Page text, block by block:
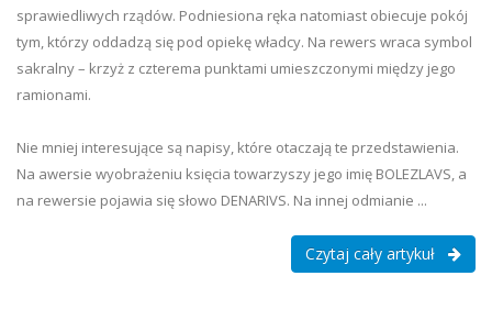
sprawiedliwych rządów. Podniesiona ręka natomiast obiecuje pokój
tym, którzy oddadzą się pod opiekę władcy. Na rewers wraca symbol
sakralny – krzyż z czterema punktami umieszczonymi między jego
ramionami.
Nie mniej interesujące są napisy, które otaczają te przedstawienia.
Na awersie wyobrażeniu księcia towarzyszy jego imię BOLEZLAVS, a
na rewersie pojawia się słowo DENARIVS. Na innej odmianie ...
Czytaj cały artykuł